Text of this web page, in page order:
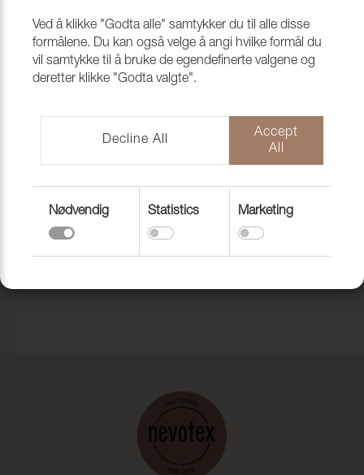
Ved å klikke "Godta alle" samtykker du til alle disse
formålene. Du kan også velge å angi hvilke formål du
vil samtykke til å bruke de egendefinerte valgene og
deretter klikke "Godta valgte".
Decline All
Accept
All
Nødvendig Statistics Marketing